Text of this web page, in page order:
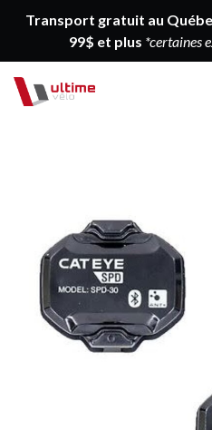
Transport gratuit au
99$ et plus *certaines